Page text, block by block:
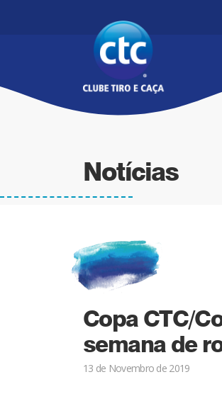
Notícias
Copa CTC/
semana de
13 de Novembro de 2019